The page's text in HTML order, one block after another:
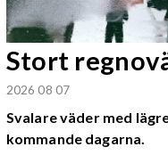
Stort
2026 08 07
Svalare väder med
kommande dagarna.